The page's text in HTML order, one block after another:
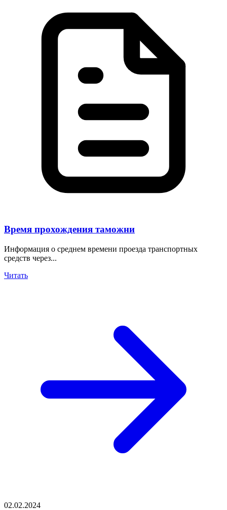
Время прохождения таможни
Информация о среднем времени проезда транспортных
средств через...
Читать
02.02.2024